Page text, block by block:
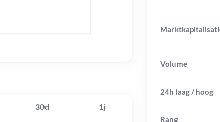
30d 1j
Volume
24h laag / hoog
Rang